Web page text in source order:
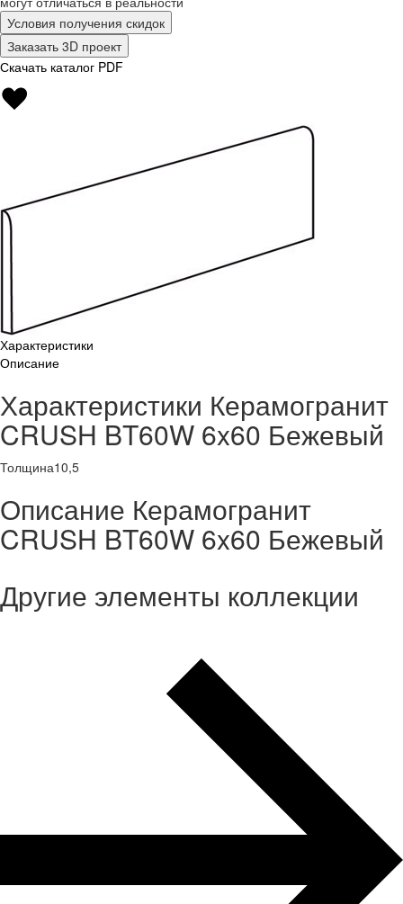
Условия получения скидок
Заказать 3D проект
Скачать каталог PDF
Характеристики
Описание
Характеристики Керамогранит
CRUSH BT60W 6x60 Бежевый
Толщина10,5
Описание Керамогранит
CRUSH BT60W 6x60 Бежевый
Другие элементы коллекции